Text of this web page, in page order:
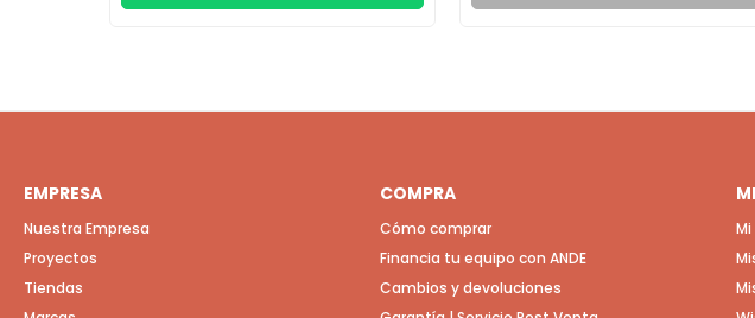
EMPRESA
Nuestra Empresa
Proyectos
Tiendas
COMPRA
Cómo comprar
Financia tu equipo con ANDE
Cambios y devoluciones